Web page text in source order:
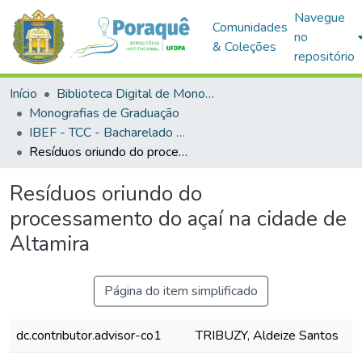
Comunidades
& Coleções
Navegue
no
repositório
Início
Biblioteca Digital de Monografias (BDM)
Monografias de Graduação
IBEF - TCC - Bacharelado em Agronomia
Resíduos oriundo do processamento do açaí na cidade de Altamira
Resíduos oriundo do
processamento do açaí na cidade de
Altamira
Página do item simplificado
dc.contributor.advisor-co1
TRIBUZY, Aldeize Santos